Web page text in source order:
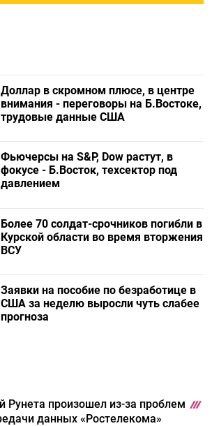
Доллар в скромном плюсе, в центре
внимания - переговоры на Б.Востоке,
трудовые данные США
Фьючерсы на S&P, Dow растут, в
фокусе - Б.Восток, техсектор под
давлением
Более 70 солдат-срочников погибли в
Курской области во время вторжения
ВСУ
Заявки на пособие по безработице в
США за неделю выросли чуть слабее
прогноза